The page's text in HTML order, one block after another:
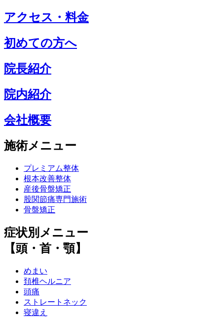
アクセス・料金
初めての方へ
院長紹介
院内紹介
会社概要
施術メニュー
プレミアム整体
根本改善整体
産後骨盤矯正
股関節痛専門施術
骨盤矯正
症状別メニュー
【頭・首・顎】
めまい
頚椎ヘルニア
頭痛
ストレートネック
寝違え